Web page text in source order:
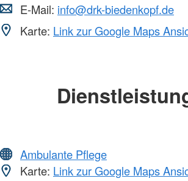
E-Mail: info@drk-biedenkopf.de
Karte: Link zur Google Maps
Ambulante Pflege
Karte: Link zur Google Maps